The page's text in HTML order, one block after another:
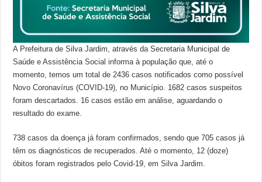
A Prefeitura de Silva Jardim, através da Secretaria Municipal de
Saúde e Assistência Social informa à população que, até o
momento, temos um total de 2436 casos notificados como possível
Novo Coronavírus (COVID-19), no Município. 1682 casos suspeitos
foram descartados. 16 casos estão em análise, aguardando o
resultado do exame.
738 casos da doença já foram confirmados, sendo que 705 casos já
têm os diagnósticos de recuperados. Até o momento, 12 (doze)
óbitos foram registrados pelo Covid-19, em Silva Jardim.